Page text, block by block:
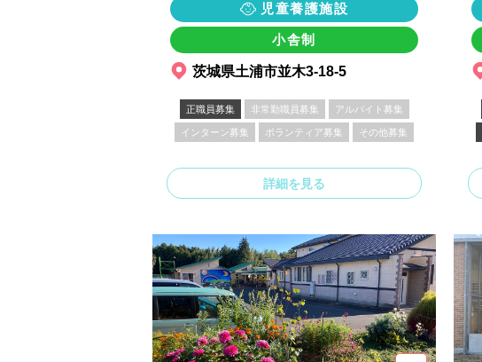
児童養護施設
小舎制
茨城県土浦市並木3-18-5
正職員募集 非常勤職員募集 アルバイト募集
インターン募集 ボランティア募集 その他募集
詳細を見る